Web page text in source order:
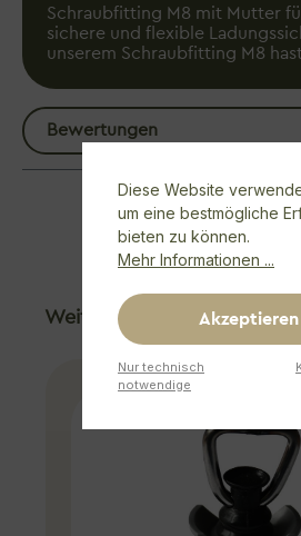
Schraubfitting M8 mit Mutter
sichere und flexible
unserem Schraubfitting M8
Bewertungen
Produktgalerie überspringen
Weitere Produkte
Diese Website
um eine bestmögliche
bieten zu können.
Mehr Informationen ...
Akzeptieren
Nur technisch
notwendige